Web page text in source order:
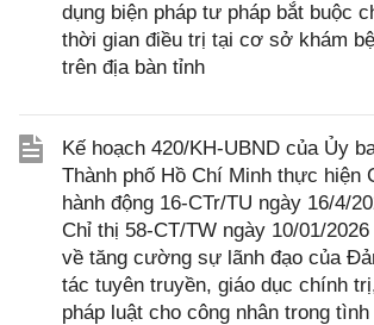
dụng biện pháp tư pháp bắt buộc
thời gian điều trị tại cơ sở khám
trên địa bàn tỉnh
Kế hoạch 420/KH-UBND của Ủy
Thành phố Hồ Chí Minh thực hiện
hành động 16-CTr/TU ngày 16/4/
Chỉ thị 58-CT/TW ngày 10/01/
về tăng cường sự lãnh đạo của
tác tuyên truyền, giáo dục chính
pháp luật cho công nhân trong